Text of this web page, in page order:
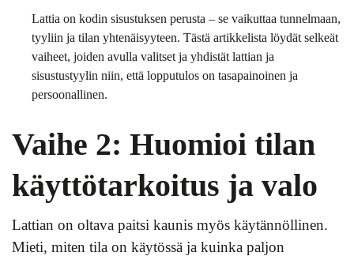
Lattia on kodin sisustuksen perusta – se vaikuttaa tunnelmaan,
tyyliin ja tilan yhtenäisyyteen. Tästä artikkelista löydät selkeät
vaiheet, joiden avulla valitset ja yhdistät lattian ja
sisustustyylin niin, että lopputulos on tasapainoinen ja
persoonallinen.
Vaihe 2: Huomioi tilan
käyttötarkoitus ja valo
Lattian on oltava paitsi kaunis myös käytännöllinen.
Mieti, miten tila on käytössä ja kuinka paljon